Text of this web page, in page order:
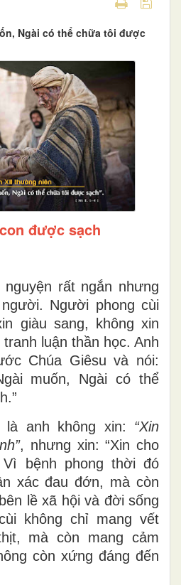
Ngài có thể chữa tôi được
được sạch
rất ngắn nhưng
Người phong cùi
giàu sang, không xin
luận thần học. Anh
Chúa Giêsu và nói:
muốn, Ngài có thể
anh không xin: “Xin
, nhưng xin:“Xin cho
Vì bệnh phong thời đó
xác đau đớn, mà còn
lề xã hội và đời sống
không chỉ mang vết
mà còn mang cảm
còn xứng đáng đến